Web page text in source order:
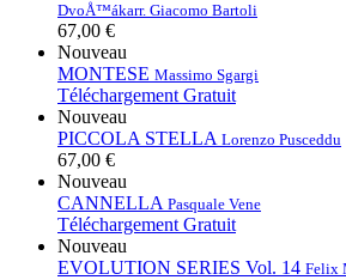
DvoÅ™ákarr. Giacomo Bartoli
67,00 €
Nouveau
MONTESE Massimo Sgargi
Téléchargement Gratuit
Nouveau
PICCOLA STELLA Lorenzo Pusceddu
67,00 €
Nouveau
CANNELLA Pasquale Vene
Téléchargement Gratuit
Nouveau
EVOLUTION SERIES Vol. 14 Felix